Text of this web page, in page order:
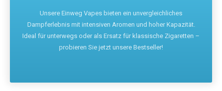
Unsere Einweg Vapes bieten ein unvergleichliches
Dampferlebnis mit intensiven Aromen und hoher Kapazität.
Ideal für unterwegs oder als Ersatz für klassische Zigaretten –
probieren Sie jetzt unsere Bestseller!